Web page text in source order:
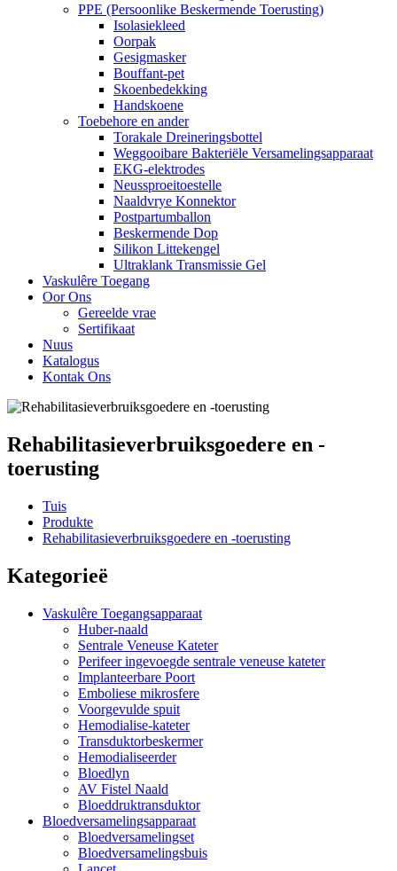
PPE (Persoonlike Beskermende Toerusting)
Isolasiekleed
Oorpak
Gesigmasker
Bouffant-pet
Skoenbedekking
Handskoene
Toebehore en ander
Torakale Dreineringsbottel
Weggooibare Bakteriële Versamelingsapparaat
EKG-elektrodes
Neussproeitoestelle
Naaldvrye Konnektor
Postpartumballon
Beskermende Dop
Silikon Littekengel
Ultraklank Transmissie Gel
Vaskulêre Toegang
Oor Ons
Gereelde vrae
Sertifikaat
Nuus
Katalogus
Kontak Ons
Rehabilitasieverbruiksgoedere en -
toerusting
Tuis
Produkte
Rehabilitasieverbruiksgoedere en -toerusting
Kategorieë
Vaskulêre Toegangsapparaat
Huber-naald
Sentrale Veneuse Kateter
Perifeer ingevoegde sentrale veneuse kateter
Implanteerbare Poort
Emboliese mikrosfere
Voorgevulde spuit
Hemodialise-kateter
Transduktorbeskermer
Hemodialiseerder
Bloedlyn
AV Fistel Naald
Bloeddruktransduktor
Bloedversamelingsapparaat
Bloedversamelingset
Bloedversamelingsbuis